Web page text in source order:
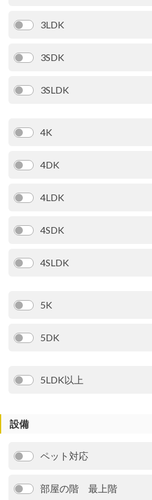
3LDK
3SDK
3SLDK
4K
4DK
4LDK
4SDK
4SLDK
5K
5DK
5LDK以上
設備
ペット対応
部屋の階 最上階